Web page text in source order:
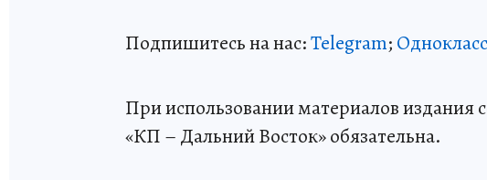
Подпишитесь на нас:Telegram;
При использовании материалов издания
«КП – Дальний Восток» обязательна.